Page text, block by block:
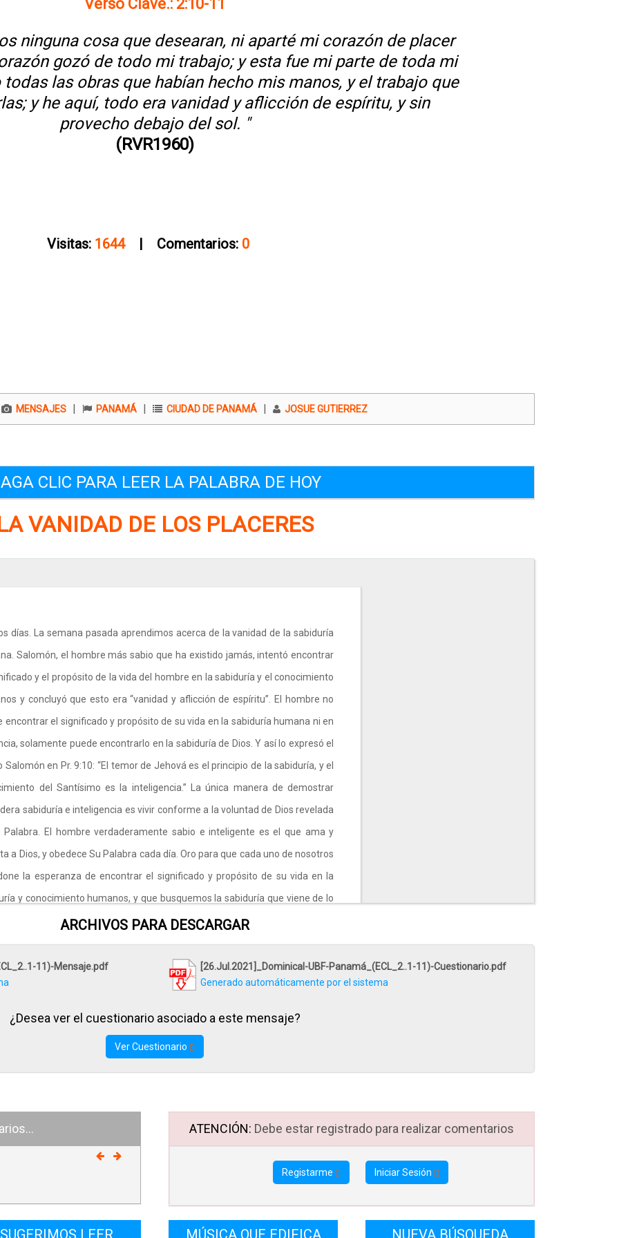
Verso Clave.: 2:10-11
ninguna cosa que desearan, ni aparté mi corazón de placer
gozó de todo mi trabajo; y esta fue mi parte de toda mi
las obras que habían hecho mis manos, y el trabajo que
y he aquí, todo era vanidad y aflicción de espíritu, y sin
provecho debajo del sol. "
(RVR1960)
Visitas:1644 | Comentarios:0
MENSAJES | PANAMÁ | CIUDAD DE PANAMÁ | JOSUE GUTIERREZ
CLIC PARA LEER LA PALABRA DE HOY
VANIDAD DE LOS PLACERES
días. La semana pasada aprendimos acerca de la vanidad de la sabiduría
Salomón, el hombre más sabio que ha existido jamás, intentó encontrar
y el propósito de la vida del hombre en la sabiduría y el conocimiento
y concluyó que esto era “vanidad y aflicción de espíritu”. El hombre no
encontrar el significado y propósito de su vida en la sabiduría humana ni en
solamente puede encontrarlo en la sabiduría de Dios. Y así lo expresó el
Salomón en Pr. 9:10: “El temor de Jehová es el principio de la sabiduría, y el
del Santísimo es la inteligencia.” La única manera de demostrar
sabiduría e inteligencia es vivir conforme a la voluntad de Dios revelada
Palabra. El hombre verdaderamente sabio e inteligente es el que ama y
a Dios, y obedece Su Palabra cada día. Oro para que cada uno de nosotros
la esperanza de encontrar el significado y propósito de su vida en la
y conocimiento humanos, y que busquemos la sabiduría que viene de lo
través de la oración y el estudio bíblico. Amén.
el hombre moderno se avocó de todas formas a buscar el significado y
de la Edad Media con su Oscurantismo, la Ilustración prometió que
el significado y propósito de la vida en el avance del conocimiento.
dolor y envanecimiento.
se dio cuenta de esto. Así que el hombre posmoderno se ha
a la búsqueda del significado y propósito de la vida en los placeres del
Una de las principales características del hombre posmoderno es el
o la búsqueda del placer personal. El hombre posmoderno piensa: “Si
ARCHIVOS PARA DESCARGAR
11)-Mensaje.pdf
[26.Jul.2021]_Dominical-UBF-Panamá_(ECL_2..1-11)-Cuestionario.pdf
Generado automáticamente por el sistema
¿Desea ver el cuestionario asociado a este mensaje?
Ver Cuestionario
ATENCIÓN: Debe estar registrado para realizar comentarios
Registarme Iniciar Sesión
SUGERIMOS LEER MÚSICA QUE EDIFICA NUEVA BÚSQUEDA